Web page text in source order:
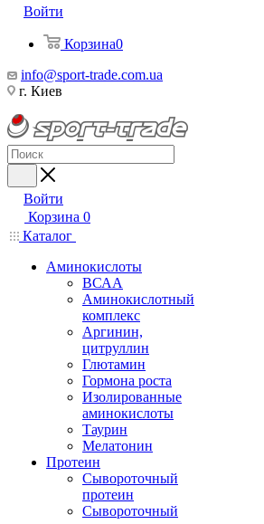
Войти
Корзина0
info@sport-trade.com.ua
г. Киев
Войти
Корзина 0
Каталог
Аминокислоты
ВСАА
Аминокислотный
комплекс
Аргинин,
цитруллин
Глютамин
Гормона роста
Изолированные
аминокислоты
Таурин
Мелатонин
Протеин
Сывороточный
протеин
Сывороточный